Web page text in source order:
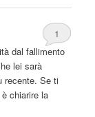
1
dal fallimento
lei sarà
recente. Se ti
chiarire la